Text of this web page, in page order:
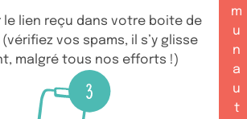
le lien reçu dans votre boite de
vos spams, il s’y glisse
malgré tous nos efforts !)
m
u
n
a
u
t